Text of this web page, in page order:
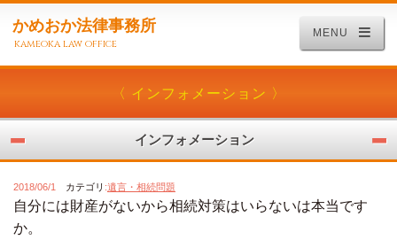
かめおか法律事務所
kameoka law office
MENU
〈 インフォメーション 〉
インフォメーション
2018/06/1 カテゴリ :遺言・相続問題
自分には財産がないから相続対策はいらないは本当です
か。